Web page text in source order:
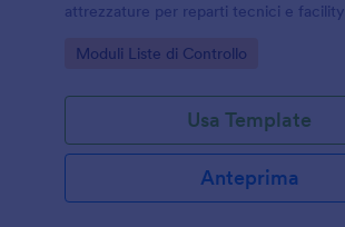
attrezzature per reparti tecnici e facility
ordinata in Jotform.
Go to Category:
Moduli Liste di Controllo
Usa Template
Anteprima